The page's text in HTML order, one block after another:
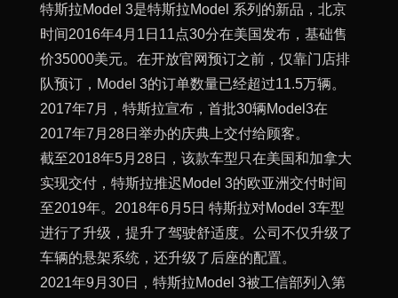
特斯拉Model 3是特斯拉Model 系列的新品，北京
时间2016年4月1日11点30分在美国发布，基础售
价35000美元。在开放官网预订之前，仅靠门店排
队预订，Model 3的订单数量已经超过11.5万辆。
2017年7月，特斯拉宣布，首批30辆Model3在
2017年7月28日举办的庆典上交付给顾客。
截至2018年5月28日，该款车型只在美国和加拿大
实现交付，特斯拉推迟Model 3的欧亚洲交付时间
至2019年。2018年6月5日 特斯拉对Model 3车型
进行了升级，提升了驾驶舒适度。公司不仅升级了
车辆的悬架系统，还升级了后座的配置。
2021年9月30日，特斯拉Model 3被工信部列入第